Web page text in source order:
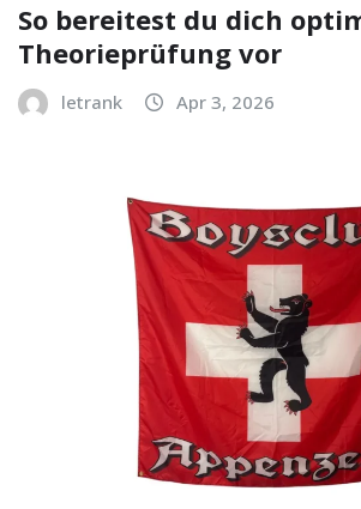
So bereitest du dich
Theorieprüfung vor
letrank Apr 3, 2026